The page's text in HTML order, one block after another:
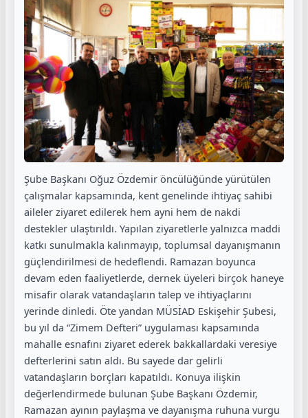
Şube Başkanı Oğuz Özdemir öncülüğünde yürütülen
çalışmalar kapsamında, kent genelinde ihtiyaç sahibi
aileler ziyaret edilerek hem ayni hem de nakdi
destekler ulaştırıldı. Yapılan ziyaretlerle yalnızca maddi
katkı sunulmakla kalınmayıp, toplumsal dayanışmanın
güçlendirilmesi de hedeflendi. Ramazan boyunca
devam eden faaliyetlerde, dernek üyeleri birçok haneye
misafir olarak vatandaşların talep ve ihtiyaçlarını
yerinde dinledi. Öte yandan MÜSİAD Eskişehir Şubesi,
bu yıl da “Zimem Defteri” uygulaması kapsamında
mahalle esnafını ziyaret ederek bakkallardaki veresiye
defterlerini satın aldı. Bu sayede dar gelirli
vatandaşların borçları kapatıldı. Konuya ilişkin
değerlendirmede bulunan Şube Başkanı Özdemir,
Ramazan ayının paylaşma ve dayanışma ruhuna vurgu